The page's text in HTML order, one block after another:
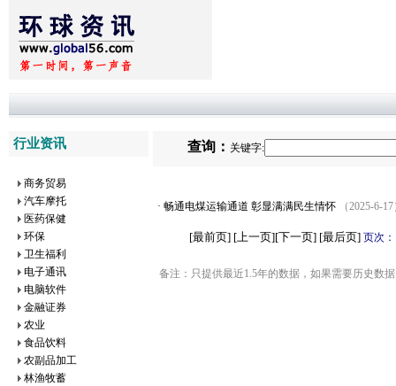
行业资讯
商务贸易
汽车摩托
医药保健
环保
卫生福利
电子通讯
电脑软件
金融证券
农业
食品饮料
农副品加工
林渔牧蓄
查询： 关键字:
· 畅通电煤运输通道 彰显满满民生情怀 （2025-6-
[最前页] [上一页][下一页] [最后页] 页次：
备注：只提供最近1.5年的数据，如果需要历史数